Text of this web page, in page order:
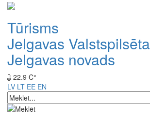
Tūrisms
Jelgavas Valstspilsēta
Jelgavas novads
22.9 C°
LV LT EE EN